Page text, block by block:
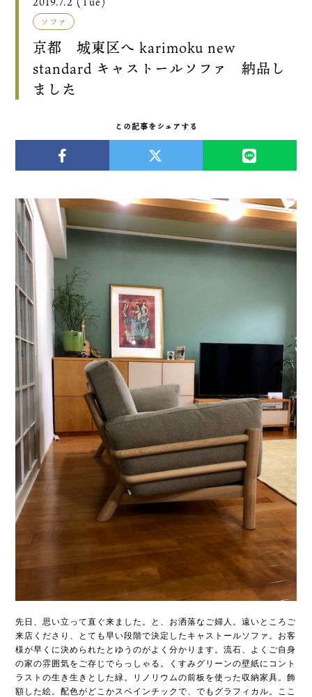
ソファ
京都 城東区へ karimoku new
standard キャストールソファ 納品し
ました
この記事をシェアする
先日、思い立って直ぐ来ました。と、お洒落なご婦人。遠いところご
来店くださり、とても早い段階で決定したキャストールソファ。お客
様が早くに決められたとゆうのがよく分かります。流石、よくご自身
の家の雰囲気をご存じでらっしゃる。くすみグリーンの壁紙にコント
ラストの生き生きとした緑。リノリウムの前板を使った収納家具。飾
額した絵。配色がどこかスペインチックで、でもグラフィカル。ここ